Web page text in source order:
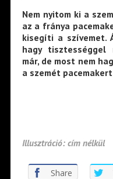
Nem nyitom ki a
az a fránya
kisegíti a szívemet.
hagy tisztességgel
már, de most nem
a szemét
Illusztráció: cím nélkül
Share